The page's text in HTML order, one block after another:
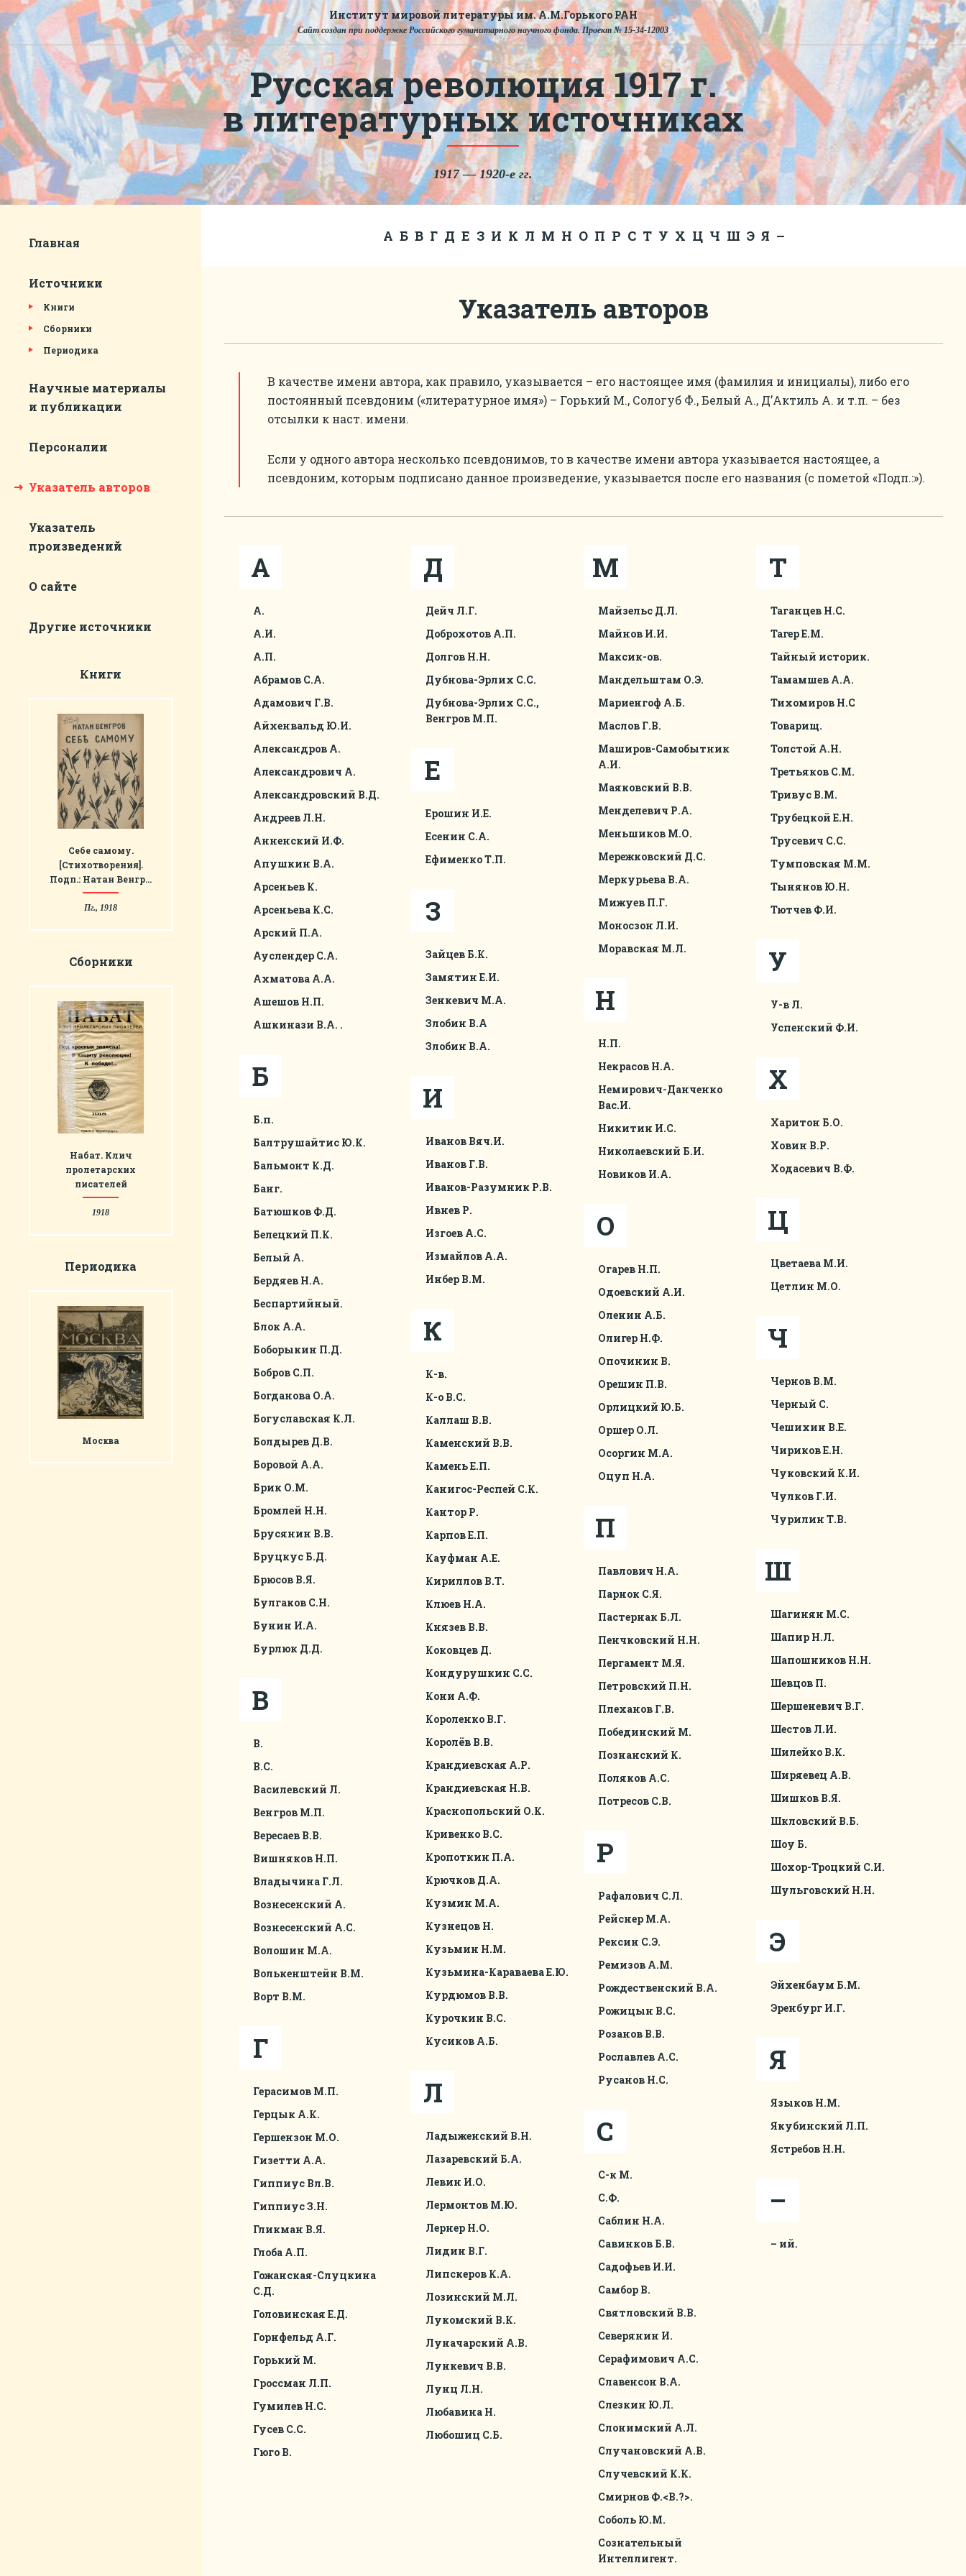
Институт мировой литературы им. А.М.Горького РАН
Сайт создан при поддержке Российского гуманитарного научного фонда. Проект № 15-34-12003
Русская революция 1917 г.
в литературных источниках
1917 — 1920-е гг.
Главная
Источники
Книги
Сборники
Периодика
Научные материалы
и публикации
Персоналии
Указатель авторов
Указатель
произведений
О сайте
Другие источники
Книги
Себе самому.
[Стихотворения].
Подп.: Натан Венгр…
Пг., 1918
Сборники
Набат. Клич
пролетарских
писателей
1918
Периодика
Москва
А Б В Г Д Е З И К Л М Н О П Р С Т У Х Ц Ч Ш Э Я –
Указатель авторов
В качестве имени автора, как правило, указывается – его настоящее имя (фамилия и инициалы), либо его
постоянный псевдоним («литературное имя») – Горький М., Сологуб Ф., Белый А., Д’Актиль А. и т.п. – без
отсылки к наст. имени.
Если у одного автора несколько псевдонимов, то в качестве имени автора указывается настоящее, а
псевдоним, которым подписано данное произведение, указывается после его названия (с пометой «Подп.:»).
А
А.
А.И.
А.П.
Абрамов С.А.
Адамович Г.В.
Айхенвальд Ю.И.
Александров А.
Александрович А.
Александровский В.Д.
Андреев Л.Н.
Анненский И.Ф.
Апушкин В.А.
Арсеньев К.
Арсеньева К.С.
Арский П.А.
Ауслендер С.А.
Ахматова А.А.
Ашешов Н.П.
Ашкинази В.А. .
Б
Б.п.
Балтрушайтис Ю.К.
Бальмонт К.Д.
Банг.
Батюшков Ф.Д.
Белецкий П.К.
Белый А.
Бердяев Н.А.
Беспартийный.
Блок А.А.
Боборыкин П.Д.
Бобров С.П.
Богданова О.А.
Богуславская К.Л.
Болдырев Д.В.
Боровой А.А.
Брик О.М.
Бромлей Н.Н.
Брусянин В.В.
Бруцкус Б.Д.
Брюсов В.Я.
Булгаков С.Н.
Бунин И.А.
Бурлюк Д.Д.
В
В.
В.С.
Василевский Л.
Венгров М.П.
Вересаев В.В.
Вишняков Н.П.
Владычина Г.Л.
Вознесенский А.
Вознесенский А.С.
Волошин М.А.
Волькенштейн В.М.
Ворт В.М.
Г
Герасимов М.П.
Герцык А.К.
Гершензон М.О.
Гизетти А.А.
Гиппиус Вл.В.
Гиппиус З.Н.
Гликман В.Я.
Глоба А.П.
Гожанская-Слуцкина
С.Д.
Головинская Е.Д.
Горнфельд А.Г.
Горький М.
Гроссман Л.П.
Гумилев Н.С.
Гусев С.С.
Гюго В.
Д
Дейч Л.Г.
Доброхотов А.П.
Долгов Н.Н.
Дубнова-Эрлих С.С.
Дубнова-Эрлих С.С.,
Венгров М.П.
Е
Ерошин И.Е.
Есенин С.А.
Ефименко Т.П.
З
Зайцев Б.К.
Замятин Е.И.
Зенкевич М.А.
Злобин В.А
Злобин В.А.
И
Иванов Вяч.И.
Иванов Г.В.
Иванов-Разумник Р.В.
Ивнев Р.
Изгоев А.С.
Измайлов А.А.
Инбер В.М.
К
К-в.
К-о В.С.
Каллаш В.В.
Каменский В.В.
Камень Е.П.
Канигос-Респей С.К.
Кантор Р.
Карпов Е.П.
Кауфман А.Е.
Кириллов В.Т.
Клюев Н.А.
Князев В.В.
Коковцев Д.
Кондурушкин С.С.
Кони А.Ф.
Короленко В.Г.
Королёв В.В.
Крандиевская А.Р.
Крандиевская Н.В.
Краснопольский О.К.
Кривенко В.С.
Кропоткин П.А.
Крючков Д.А.
Кузмин М.А.
Кузнецов Н.
Кузьмин Н.М.
Кузьмина-Караваева Е.Ю.
Курдюмов В.В.
Курочкин В.С.
Кусиков А.Б.
Л
Ладыженский В.Н.
Лазаревский Б.А.
Левин И.О.
Лермонтов М.Ю.
Лернер Н.О.
Лидин В.Г.
Липскеров К.А.
Лозинский М.Л.
Лукомский В.К.
Луначарский А.В.
Лункевич В.В.
Лунц Л.Н.
Любавина Н.
Любошиц С.Б.
М
Майзельс Д.Л.
Майнов И.И.
Максик-ов.
Мандельштам О.Э.
Мариенгоф А.Б.
Маслов Г.В.
Маширов-Самобытник
А.И.
Маяковский В.В.
Менделевич Р.А.
Меньшиков М.О.
Мережковский Д.С.
Меркурьева В.А.
Мижуев П.Г.
Моносзон Л.И.
Моравская М.Л.
Н
Н.П.
Некрасов Н.А.
Немирович-Данченко
Вас.И.
Никитин И.С.
Николаевский Б.И.
Новиков И.А.
О
Огарев Н.П.
Одоевский А.И.
Оленин А.Б.
Олигер Н.Ф.
Опочинин В.
Орешин П.В.
Орлицкий Ю.Б.
Оршер О.Л.
Осоргин М.А.
Оцуп Н.А.
П
Павлович Н.А.
Парнок С.Я.
Пастернак Б.Л.
Пенчковский Н.Н.
Пергамент М.Я.
Петровский П.Н.
Плеханов Г.В.
Побединский М.
Познанский К.
Поляков А.С.
Потресов С.В.
Р
Рафалович С.Л.
Рейснер М.А.
Рексин С.Э.
Ремизов А.М.
Рождественский В.А.
Рожицын В.С.
Розанов В.В.
Рославлев А.С.
Русанов Н.С.
С
С-к М.
С.Ф.
Саблин Н.А.
Савинков Б.В.
Садофьев И.И.
Самбор В.
Святловский В.В.
Северянин И.
Серафимович А.С.
Славенсон В.А.
Слезкин Ю.Л.
Слонимский А.Л.
Случановский А.В.
Случевский К.К.
Смирнов Ф.<В.?>.
Соболь Ю.М.
Сознательный
Интеллигент.
Т
Таганцев Н.С.
Тагер Е.М.
Тайный историк.
Тамамшев А.А.
Тихомиров Н.С
Товарищ.
Толстой А.Н.
Третьяков С.М.
Тривус В.М.
Трубецкой Е.Н.
Трусевич С.С.
Тумповская М.М.
Тынянов Ю.Н.
Тютчев Ф.И.
У
У-в Л.
Успенский Ф.И.
Х
Харитон Б.О.
Ховин В.Р.
Ходасевич В.Ф.
Ц
Цветаева М.И.
Цетлин М.О.
Ч
Чернов В.М.
Черный С.
Чешихин В.Е.
Чириков Е.Н.
Чуковский К.И.
Чулков Г.И.
Чурилин Т.В.
Ш
Шагинян М.С.
Шапир Н.Л.
Шапошников Н.Н.
Шевцов П.
Шершеневич В.Г.
Шестов Л.И.
Шилейко В.К.
Ширяевец А.В.
Шишков В.Я.
Шкловский В.Б.
Шоу Б.
Шохор-Троцкий С.И.
Шульговский Н.Н.
Э
Эйхенбаум Б.М.
Эренбург И.Г.
Я
Языков Н.М.
Якубинский Л.П.
Ястребов Н.Н.
–
– ий.